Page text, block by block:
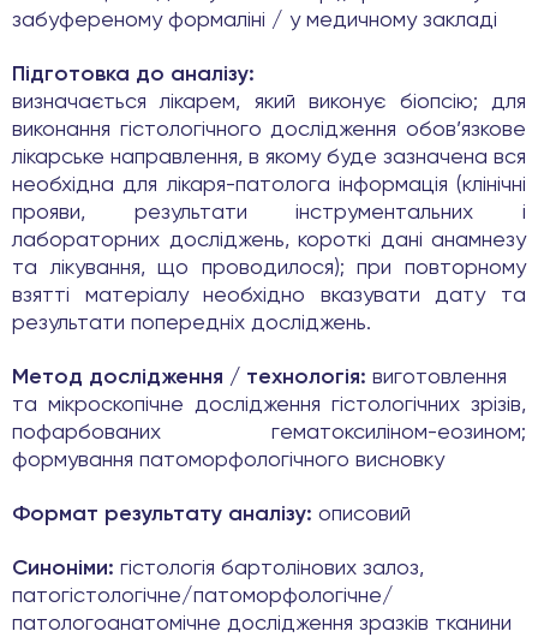
забуференому формаліні / у медичному закладі
Підготовка до аналізу:
визначається лікарем, який виконує біопсію; для
виконання гістологічного дослідження обов’язкове
лікарське направлення, в якому буде зазначена вся
необхідна для лікаря-патолога інформація (клінічні
прояви, результати інструментальних і
лабораторних досліджень, короткі дані анамнезу
та лікування, що проводилося); при повторному
взятті матеріалу необхідно вказувати дату та
результати попередніх досліджень.
Метод дослідження / технологія: виготовлення
та мікроскопічне дослідження гістологічних зрізів,
пофарбованих гематоксиліном-еозином;
формування патоморфологічного висновку
Формат результату аналізу: описовий
Синоніми: гістологія бартолінових залоз,
патогістологічне/патоморфологічне/
патологоанатомічне дослідження зразків тканини